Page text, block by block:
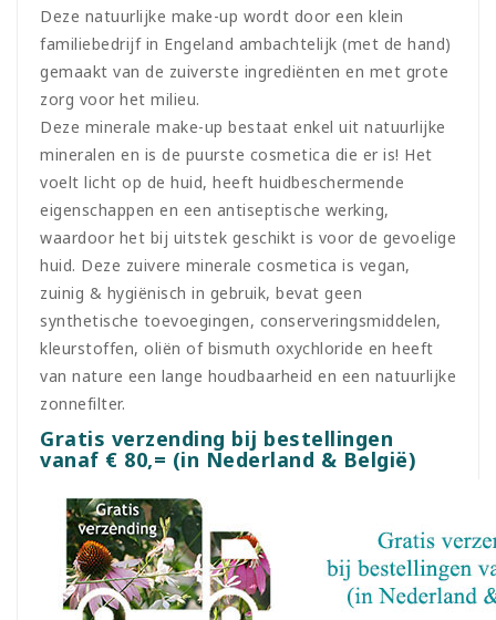
Deze natuurlijke make-up wordt door een klein
familiebedrijf in Engeland ambachtelijk (met de hand)
gemaakt van de zuiverste ingrediënten en met grote
zorg voor het milieu.
Deze minerale make-up bestaat enkel uit natuurlijke
mineralen en is de puurste cosmetica die er is! Het
voelt licht op de huid, heeft huidbeschermende
eigenschappen en een antiseptische werking,
waardoor het bij uitstek geschikt is voor de gevoelige
huid. Deze zuivere minerale cosmetica is vegan,
zuinig & hygiënisch in gebruik, bevat geen
synthetische toevoegingen, conserveringsmiddelen,
kleurstoffen, oliën of bismuth oxychloride en heeft
van nature een lange houdbaarheid en een natuurlijke
zonnefilter.
Gratis verzending bij bestellingen
vanaf € 80,= (in Nederland & België)